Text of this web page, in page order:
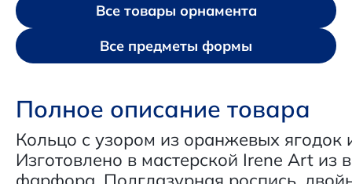
Все товары орнамента
Все предметы формы
Полное описание товара
Кольцо с узором из оранжевых ягодок
Изготовлено в мастерской Irene Art из